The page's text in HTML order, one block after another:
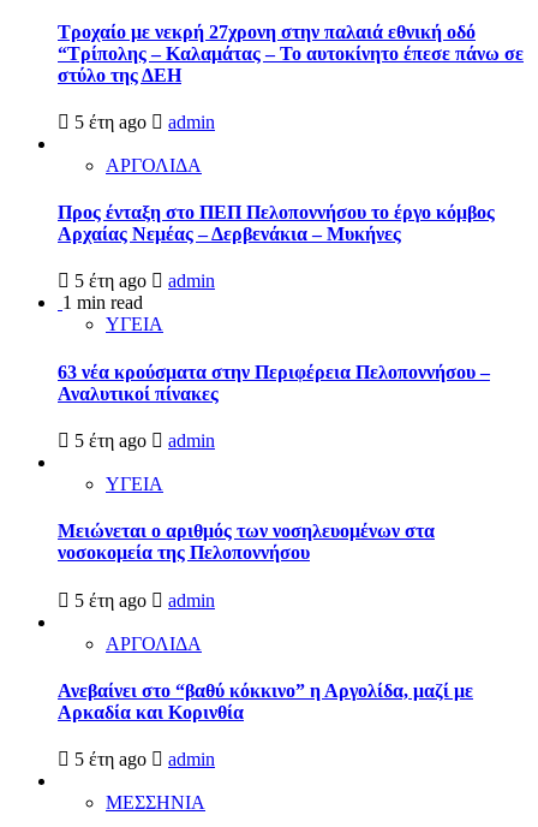
Τροχαίο με νεκρή 27χρονη στην παλαιά εθνική οδό
“Τρίπολης – Καλαμάτας – Το αυτοκίνητο έπεσε πάνω σε
στύλο της ΔΕΗ
5 έτη ago admin
ΑΡΓΟΛΙΔΑ
Προς ένταξη στο ΠΕΠ Πελοποννήσου το έργο κόμβος
Αρχαίας Νεμέας – Δερβενάκια – Μυκήνες
5 έτη ago
admin
1 min read
ΥΓΕΙΑ
63 νέα κρούσματα στην Περιφέρεια Πελοποννήσου –
Αναλυτικοί πίνακες
5 έτη ago admin
ΥΓΕΙΑ
Μειώνεται ο αριθμός των νοσηλευομένων στα
νοσοκομεία της Πελοποννήσου
5 έτη ago admin
ΑΡΓΟΛΙΔΑ
Ανεβαίνει στο “βαθύ κόκκινο” η Αργολίδα, μαζί με
Αρκαδία και Κορινθία
5 έτη ago admin
ΜΕΣΣΗΝΙΑ